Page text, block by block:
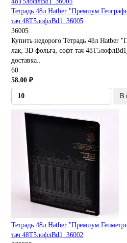
Тетрадь 48л Hatber
тач 48Т5лофлBd1_36005
36005
Купить недорого Тетрадь 48л Hatber
лак, 3D фольга, софт тач
доставка..
60
58.00 ₽
В
Тетрадь 48л Hatber
тач 48Т5лофлBd1_36002